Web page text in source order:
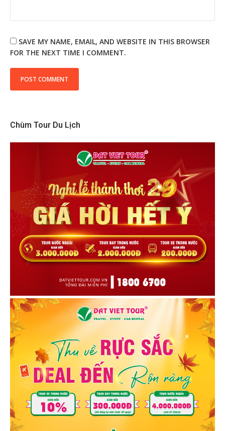
SAVE MY NAME, EMAIL, AND WEBSITE IN THIS BROWSER
FOR THE NEXT TIME I COMMENT.
Chùm Tour Du Lịch